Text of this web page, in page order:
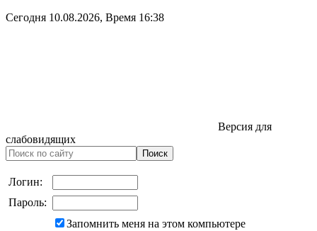
Сегодня 10.08.2026, Время 16:38
Версия для
слабовидящих
Логин:
Пароль:
Запомнить меня на этом компьютере